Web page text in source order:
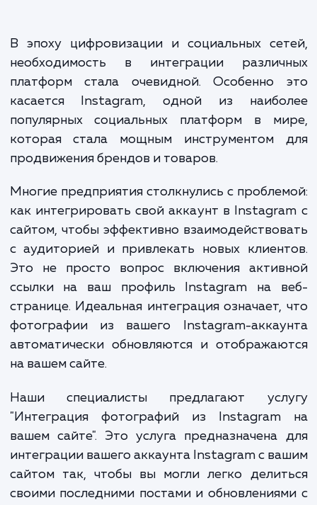
*Каждый заказ индивидуален. Указаны средние значения цены и срока.
ЗАКАЗАТЬ УСЛУГУ
В эпоху цифровизации и социальных
необходимость в интеграции
платформ стала очевидной. Особенно
касается Instagram, одной из
популярных социальных платформ в
которая стала мощным инструментом
продвижения брендов и товаров.
Многие предприятия столкнулись с
как интегрировать свой аккаунт в
сайтом, чтобы эффективно
с аудиторией и привлекать новых
Это не просто вопрос включения
ссылки на ваш профиль Instagram на
странице. Идеальная интеграция означает,
фотографии из вашего Instagram-
автоматически обновляются и
на вашем сайте.
Наши специалисты предлагают